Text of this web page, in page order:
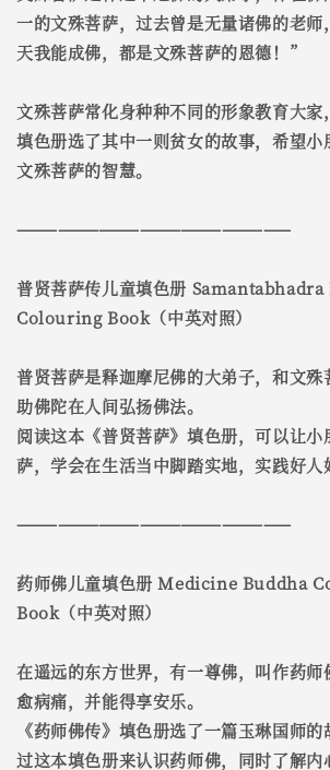
一的文殊菩萨，过去曾是无量诸佛的老
天我能成佛，都是文殊菩萨的恩德！”
文殊菩萨常化身种种不同的形象教育大家
填色册选了其中一则贫女的故事，希望小
文殊菩萨的智慧。
————————————————————
普贤菩萨传儿童填色册
Colouring Book（中英对照）
普贤菩萨是释迦摩尼佛的大弟子，和文殊
助佛陀在人间弘扬佛法。
阅读这本《普贤菩萨》填色册，可以让小
萨，学会在生活当中脚踏实地，实践好人
————————————————————
药师佛儿童填色册 Medicine Buddha
Book（中英对照）
在遥远的东方世界，有一尊佛，叫作药师
愈病痛，并能得享安乐。
《药师佛传》填色册选了一篇玉琳国师
过这本填色册来认识药师佛，同时了解内